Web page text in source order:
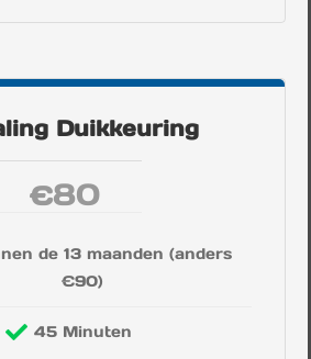
Duikkeuring
€80
de 13 maanden (anders
€90)
45 Minuten